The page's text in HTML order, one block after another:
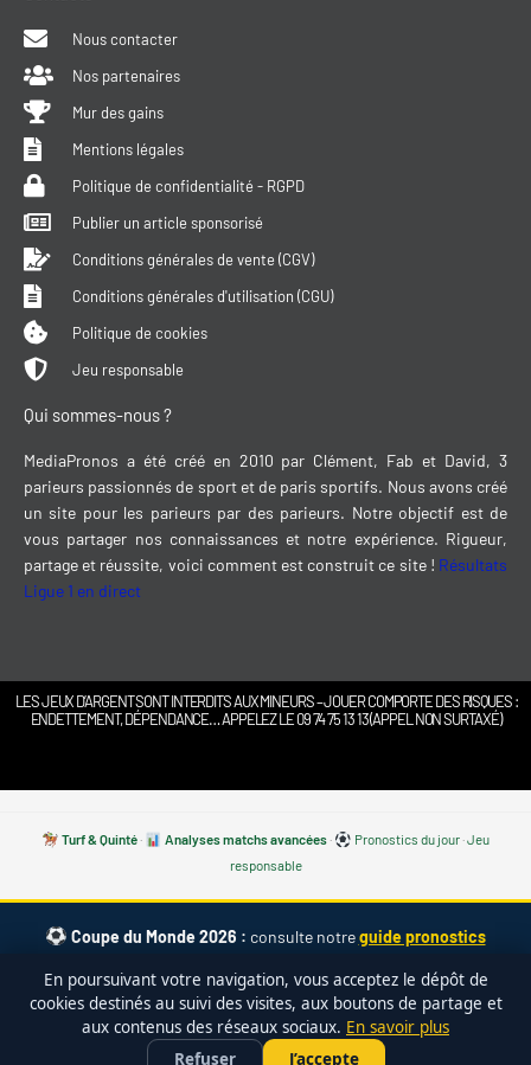
Nous contacter
Nos partenaires
Mur des gains
Mentions légales
Politique de confidentialité - RGPD
Publier un article sponsorisé
Conditions générales de vente (CGV)
Conditions générales d'utilisation (CGU)
Politique de cookies
Jeu responsable
Qui sommes-nous ?
MediaPronos a été créé en 2010 par Clément, Fab et David, 3
parieurs passionnés de sport et de paris sportifs. Nous avons créé
un site pour les parieurs par des parieurs. Notre objectif est de
vous partager nos connaissances et notre expérience. Rigueur,
partage et réussite, voici comment est construit ce site ! Résultats
Ligue 1 en direct
LES JEUX D’ARGENT SONT INTERDITS AUX MINEURS – JOUER COMPORTE DES RISQUES :
ENDETTEMENT, DÉPENDANCE… APPELEZ LE 09 74 75 13 13 (APPEL NON SURTAXÉ)
Turf & Quinté· Analyses matchs avancées· Pronostics du jour·Jeu
responsable
Coupe du Monde 2026 : consulte notreguide pronostics
Effectifs des 48 sélections· Avis bet365
PARIER SUR LE FOOT •
Profiter de l'offre →
En poursuivant votre navigation, vous acceptez le dépôt de
cookies destinés au suivi des visites, aux boutons de partage et
aux contenus des réseaux sociaux. En savoir plus
Refuser
J’accepte